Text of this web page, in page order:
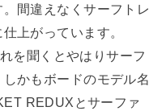
間違えなくサーフトレ
上がっています。
を聞くとやはりサーフ
かもボードのモデル名
REDUXとサーファ